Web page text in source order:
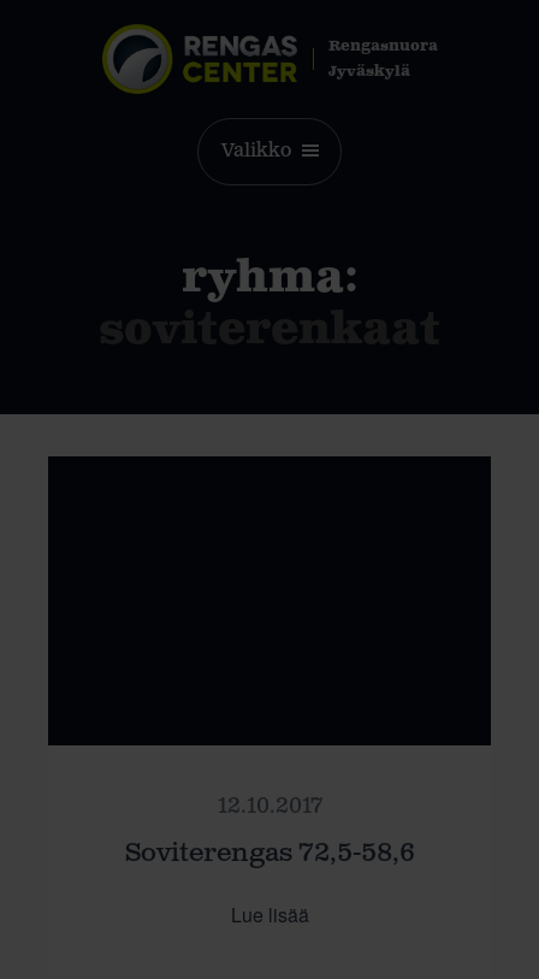
Rengasnuora
Jyväskylä
Valikko
ryhma:
12.10.2017
Soviterengas 72,5-58,6
Lue lisää